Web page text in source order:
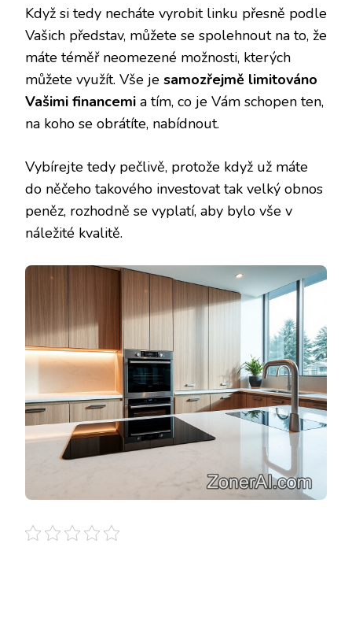
Když si tedy necháte vyrobit linku přesně podle
Vašich představ, můžete se spolehnout na to, že
máte téměř neomezené možnosti, kterých
můžete využít. Vše je samozřejmě limitováno
Vašimi financemi a tím, co je Vám schopen ten,
na koho se obrátíte, nabídnout.
Vybírejte tedy pečlivě, protože když už máte
do něčeho takového investovat tak velký obnos
peněz, rozhodně se vyplatí, aby bylo vše v
náležité kvalitě.